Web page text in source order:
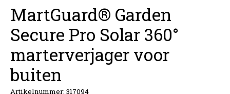
MartGuard® Garden
Secure Pro Solar 360°
marterverjager voor
buiten
Artikelnummer: 317094